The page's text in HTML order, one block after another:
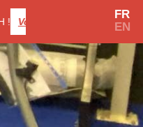
Voir les promotions
FR
EN